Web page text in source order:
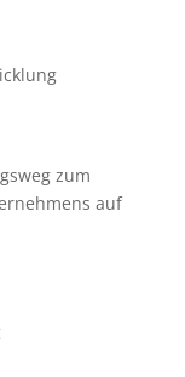
zum
auf